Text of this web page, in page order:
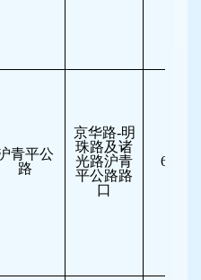
青平公
路
京华路-明
珠路及诸
光路沪青
平公路路
口
6:30-